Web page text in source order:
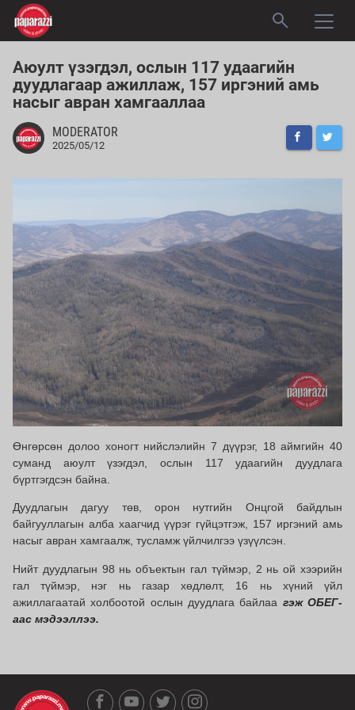
Аюулт үзэгдэл, ослын 117 удаагийн
дуудлагаар ажиллаж, 157 иргэний амь
насыг авран хамгааллаа
MODERATOR
2025/05/12
Өнгөрсөн долоо хоногт нийслэлийн 7 дүүрэг, 18 аймгийн 40
суманд аюулт үзэгдэл, ослын 117 удаагийн дуудлага
бүртгэгдсэн байна.
Дуудлагын дагуу төв, орон нутгийн Онцгой байдлын
байгууллагын алба хаагчид үүрэг гүйцэтгэж, 157 иргэний амь
насыг авран хамгаалж, тусламж үйлчилгээ үзүүлсэн.
Нийт дуудлагын 98 нь объектын гал түймэр, 2 нь ой хээрийн
гал түймэр, нэг нь газар хөдлөлт, 16 нь хүний үйл
ажиллагаатай холбоотой ослын дуудлага байлаа гэж ОБЕГ-
аас мэдээллээ.